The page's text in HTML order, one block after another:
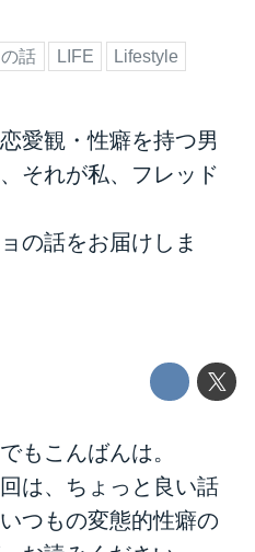
話 LIFE Lifestyle
愛観・性癖を持つ男
それが私、フレッド
の話をお届けしま
もこんばんは。
は、ちょっと良い話
つもの変態的性癖の